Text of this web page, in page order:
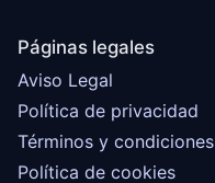
Páginas legales
Aviso Legal
Política de privacidad
Términos y condiciones
Política de cookies